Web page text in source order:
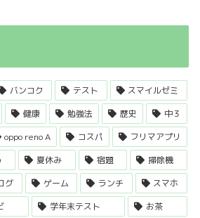
バンコク テスト
スマイルゼミ
健康 勉強法 歴史
中３
oppo reno A コスパ
フリマアプリ
夏休み 宿題
掃除機
グ ゲーム ランチ
スマホ
学年末テスト
お茶